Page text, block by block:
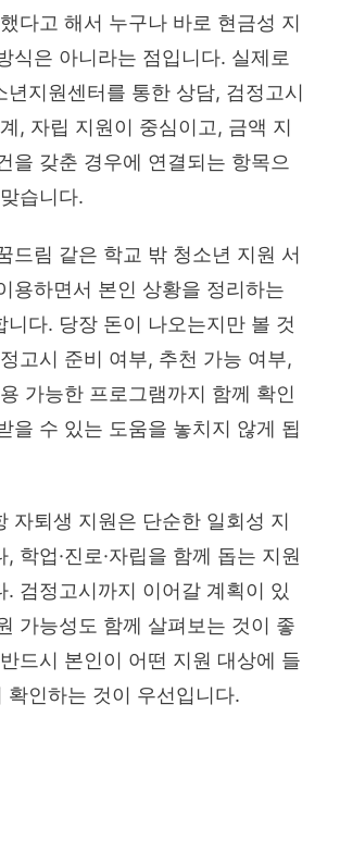
다고 해서 누구나 바로 현금성 지
식은 아니라는 점입니다. 실제로
년지원센터를 통한 상담, 검정고시
, 자립 지원이 중심이고, 금액 지
을 갖춘 경우에 연결되는 항목으
습니다.
드림 같은 학교 밖 청소년 지원 서
용하면서 본인 상황을 정리하는
니다. 당장 돈이 나오는지만 볼 것
고시 준비 여부, 추천 가능 여부,
가능한 프로그램까지 함께 확인
을 수 있는 도움을 놓치지 않게 됩
자퇴생 지원은 단순한 일회성 지
학업·진로·자립을 함께 돕는 지원
. 검정고시까지 이어갈 계획이 있
가능성도 함께 살펴보는 것이 좋
드시 본인이 어떤 지원 대상에 들
확인하는 것이 우선입니다.